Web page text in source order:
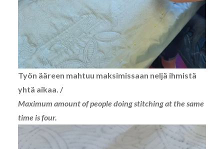
Työn ääreen mahtuu maksimissaan neljä ihmistä
yhtä aikaa. /
Maximum amount of people doing stitching at the same
time is four.